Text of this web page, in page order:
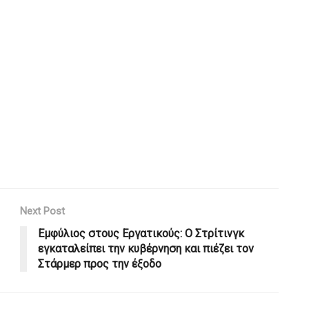
Next Post
Εμφύλιος στους Εργατικούς: Ο Στρίτινγκ
εγκαταλείπει την κυβέρνηση και πιέζει τον
Στάρμερ προς την έξοδο